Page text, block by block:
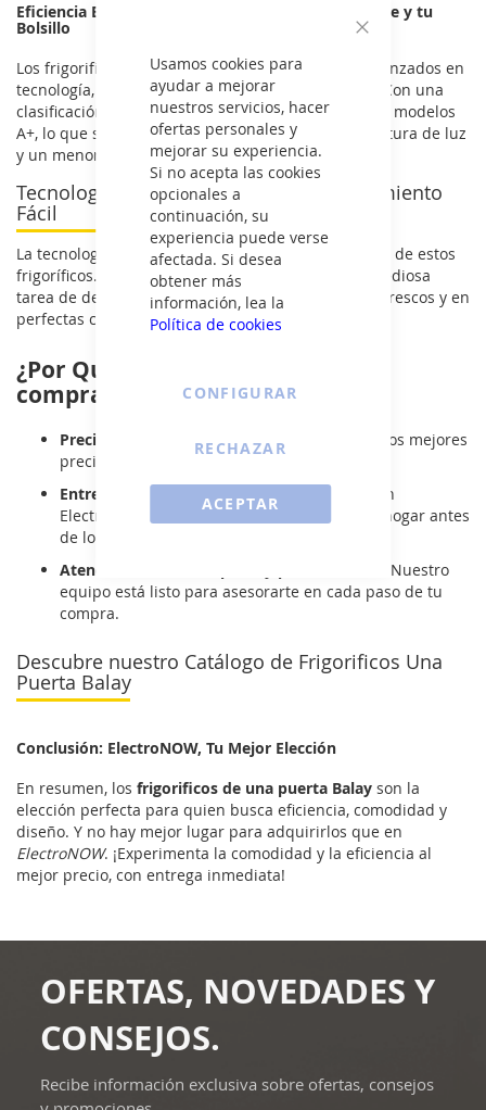
Usamos cookies para
ayudar a mejorar
nuestros servicios, hacer
ofertas personales y
mejorar su experiencia.
Si no acepta las cookies
opcionales a
continuación, su
experiencia puede verse
afectada. Si desea
obtener más
información, lea la
Política de cookies
ACEPTAR
CONFIGURAR
RECHAZAR
Eficiencia Energética A++: Cuida el Medio Ambiente y tu
Bolsillo
Los frigorificos de una puerta Balay no solo son avanzados en
tecnología, sino también eneficiencia energética
. Con una
clasificación
, consumen un 20% menos que los modelos
A+, lo que significa un ahorro significativo en tu factura de luz
y un menor impacto ambiental.
Tecnología NoFrost: Frescura y Mantenimiento
Fácil
La tecnología NoFrostes otro de los puntos fuertes de estos
frigoríficos. Olvídate de la formación de hielo y la tediosa
tarea de descongelar, manteniendo tus alimentos frescos y en
perfectas condiciones más tiempo.
¿Por Qué Elegir ElectroNOW para
comprar tu frigorifico Balay?
Precios más bajos del mercado
: Ofrecemos los mejores
precios, asegurando calidad y asequibilidad.
Entrega inmediata
: No esperes semanas. Con
ElectroNOW, tu frigorífico Balay estará en tu hogar antes
de lo que imaginas.
Atención al cliente experta y personalizada
: Nuestro
equipo está listo para asesorarte en cada paso de tu
compra.
Descubre nuestro Catálogo de Frigorificos Una
Puerta Balay
Conclusión: ElectroNOW, Tu Mejor Elección
En resumen, los frigorificos de una puerta Balay son la
elección perfecta para quien busca eficiencia, comodidad y
diseño. Y no hay mejor lugar para adquirirlos que en
ElectroNOW. ¡Experimenta la comodidad y la eficiencia al
mejor precio, con entrega inmediata!
OFERTAS, NOVEDADES Y
CONSEJOS.
Recibe información exclusiva sobre ofertas, consejos